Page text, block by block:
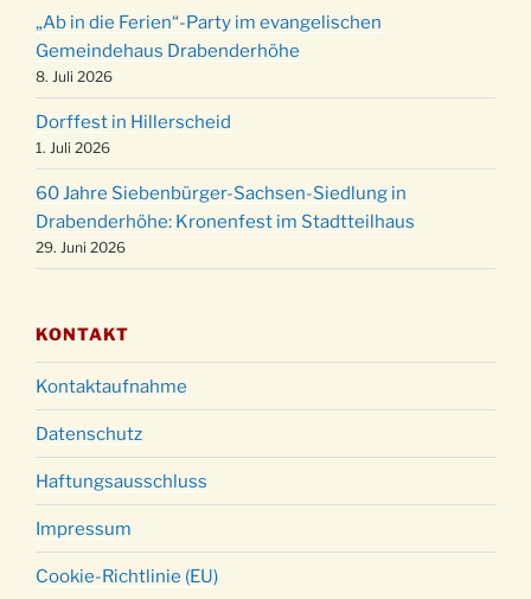
24.12.
15:00 Uhr
24.12.
Weihnachtsgottesdienst in der Kirche um
18:00 Uhr
24.12.
Christmette mit der ev. Jugend in der Kirche
um 23:00 Uhr
31.12.
Gottesdienst zu Silvester in der Kirche um
18:00 Uhr
„Ab in die Ferien“-Party im evangelischen
Gemeindehaus Drabenderhöhe
8. Juli 2026
Dorffest in Hillerscheid
1. Juli 2026
60 Jahre Siebenbürger-Sachsen-Siedlung in
Drabenderhöhe: Kronenfest im Stadtteilhaus
29. Juni 2026
KONTAKT
Kontaktaufnahme
Datenschutz
Haftungsausschluss
Impressum
Cookie-Richtlinie (EU)